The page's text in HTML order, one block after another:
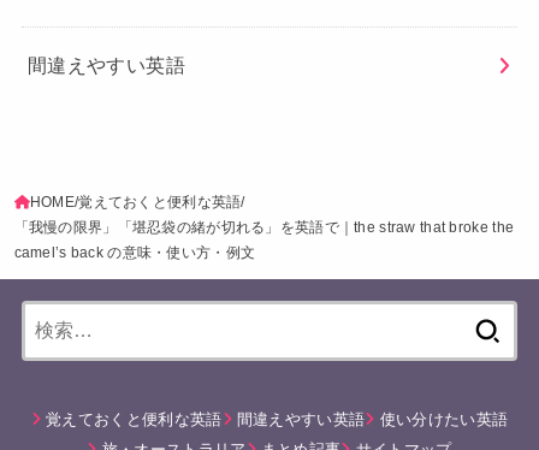
間違えやすい英語
HOME 覚えておくと便利な英語
「我慢の限界」「堪忍袋の緒が切れる」を英語で｜the straw that broke the
camel’s back の意味・使い方・例文
覚えておくと便利な英語 間違えやすい英語
使い分けたい英語